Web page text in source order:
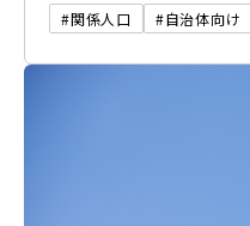
#関係人口 #自治体向け